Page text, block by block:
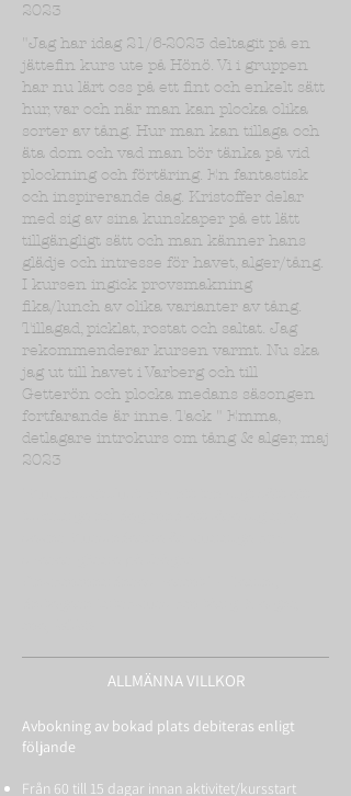
2023
"Jag har idag 21/6-2023 deltagit på en
jättefin kurs ute på Hönö. Vi i gruppen
har nu lärt oss på ett fint och enkelt sätt
hur, var och när man kan plocka olika
sorter av tång. Hur man kan tillaga och
äta dom och vad man bör tänka på vid
plockning och förtäring. En fantastisk
och inspirerande dag. Kristoffer delar
med sig av sina kunskaper på ett lätt
tillgängligt sätt och man känner hans
glädje och intresse för havet, alger/tång.
I kursen ingick provsmakning
fika/lunch av olika varianter av tång.
Tillagad, picklat, rostat och saltat. Jag
rekommenderar kursen varmt. Nu ska
jag ut till havet i Varberg och till
Getterön och plocka medans säsongen
fortfarande är inne. Tack " Emma,
detlagare introkurs om tång & alger, maj
2023
ALLMÄNNA VILLKOR
Avbokning av bokad plats debiteras enligt
följande
Från 60 till 15 dagar innan aktivitet/kursstart